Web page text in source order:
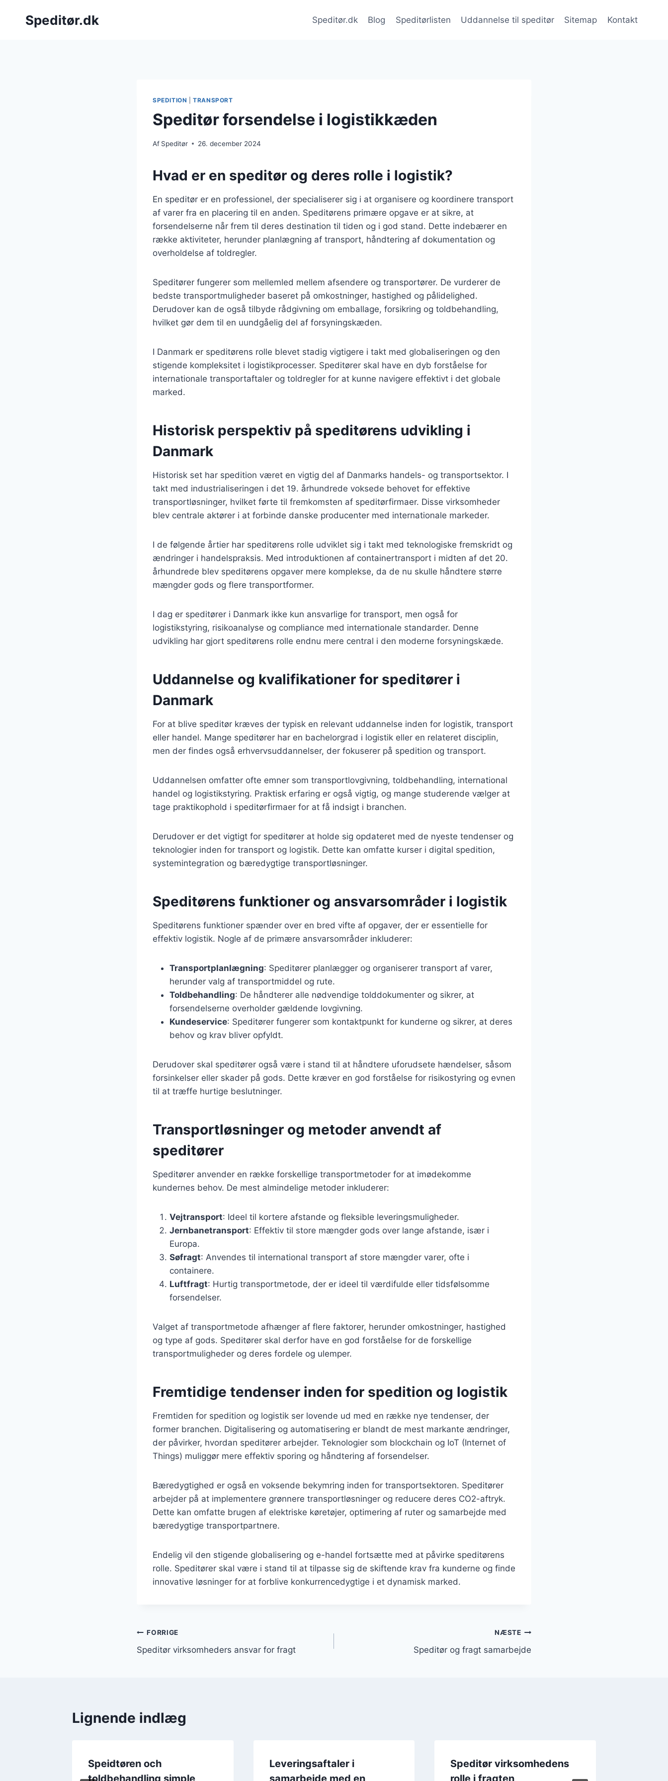
Speditør.dk Speditør.dk Blog Speditørlisten Uddannelse til speditør Sitemap Kontakt
SPEDITION |TRANSPORT
Speditør forsendelse i logistikkæden
Af Speditør 26. december 2024
Hvad er en speditør og deres rolle i logistik?
En speditør er en professionel, der specialiserer sig i at organisere og koordinere transport
af varer fra en placering til en anden. Speditørens primære opgave er at sikre, at
forsendelserne når frem til deres destination til tiden og i god stand. Dette indebærer en
række aktiviteter, herunder planlægning af transport, håndtering af dokumentation og
overholdelse af toldregler.
Speditører fungerer som mellemled mellem afsendere og transportører. De vurderer de
bedste transportmuligheder baseret på omkostninger, hastighed og pålidelighed.
Derudover kan de også tilbyde rådgivning om emballage, forsikring og toldbehandling,
hvilket gør dem til en uundgåelig del af forsyningskæden.
I Danmark er speditørens rolle blevet stadig vigtigere i takt med globaliseringen og den
stigende kompleksitet i logistikprocesser. Speditører skal have en dyb forståelse for
internationale transportaftaler og toldregler for at kunne navigere effektivt i det globale
marked.
Historisk perspektiv på speditørens udvikling i
Danmark
Historisk set har spedition været en vigtig del af Danmarks handels- og transportsektor. I
takt med industrialiseringen i det 19. århundrede voksede behovet for effektive
transportløsninger, hvilket førte til fremkomsten af speditørfirmaer. Disse virksomheder
blev centrale aktører i at forbinde danske producenter med internationale markeder.
I de følgende årtier har speditørens rolle udviklet sig i takt med teknologiske fremskridt og
ændringer i handelspraksis. Med introduktionen af containertransport i midten af det 20.
århundrede blev speditørens opgaver mere komplekse, da de nu skulle håndtere større
mængder gods og flere transportformer.
I dag er speditører i Danmark ikke kun ansvarlige for transport, men også for
logistikstyring, risikoanalyse og compliance med internationale standarder. Denne
udvikling har gjort speditørens rolle endnu mere central i den moderne forsyningskæde.
Uddannelse og kvalifikationer for speditører i
Danmark
For at blive speditør kræves der typisk en relevant uddannelse inden for logistik, transport
eller handel. Mange speditører har en bachelorgrad i logistik eller en relateret disciplin,
men der findes også erhvervsuddannelser, der fokuserer på spedition og transport.
Uddannelsen omfatter ofte emner som transportlovgivning, toldbehandling, international
handel og logistikstyring. Praktisk erfaring er også vigtig, og mange studerende vælger at
tage praktikophold i speditørfirmaer for at få indsigt i branchen.
Derudover er det vigtigt for speditører at holde sig opdateret med de nyeste tendenser og
teknologier inden for transport og logistik. Dette kan omfatte kurser i digital spedition,
systemintegration og bæredygtige transportløsninger.
Speditørens funktioner og ansvarsområder i logistik
Speditørens funktioner spænder over en bred vifte af opgaver, der er essentielle for
effektiv logistik. Nogle af de primære ansvarsområder inkluderer:
Transportplanlægning: Speditører planlægger og organiserer transport af varer,
herunder valg af transportmiddel og rute.
Toldbehandling: De håndterer alle nødvendige tolddokumenter og sikrer, at
forsendelserne overholder gældende lovgivning.
Kundeservice: Speditører fungerer som kontaktpunkt for kunderne og sikrer, at deres
behov og krav bliver opfyldt.
Derudover skal speditører også være i stand til at håndtere uforudsete hændelser, såsom
forsinkelser eller skader på gods. Dette kræver en god forståelse for risikostyring og evnen
til at træffe hurtige beslutninger.
Transportløsninger og metoder anvendt af
speditører
Speditører anvender en række forskellige transportmetoder for at imødekomme
kundernes behov. De mest almindelige metoder inkluderer:
Vejtransport: Ideel til kortere afstande og fleksible leveringsmuligheder.
Jernbanetransport: Effektiv til store mængder gods over lange afstande, især i
Europa.
Søfragt: Anvendes til international transport af store mængder varer, ofte i
containere.
Luftfragt: Hurtig transportmetode, der er ideel til værdifulde eller tidsfølsomme
forsendelser.
Valget af transportmetode afhænger af flere faktorer, herunder omkostninger, hastighed
og type af gods. Speditører skal derfor have en god forståelse for de forskellige
transportmuligheder og deres fordele og ulemper.
Fremtidige tendenser inden for spedition og logistik
Fremtiden for spedition og logistik ser lovende ud med en række nye tendenser, der
former branchen. Digitalisering og automatisering er blandt de mest markante ændringer,
der påvirker, hvordan speditører arbejder. Teknologier som blockchain og IoT (Internet of
Things) muliggør mere effektiv sporing og håndtering af forsendelser.
Bæredygtighed er også en voksende bekymring inden for transportsektoren. Speditører
arbejder på at implementere grønnere transportløsninger og reducere deres CO2-aftryk.
Dette kan omfatte brugen af elektriske køretøjer, optimering af ruter og samarbejde med
bæredygtige transportpartnere.
Endelig vil den stigende globalisering og e-handel fortsætte med at påvirke speditørens
rolle. Speditører skal være i stand til at tilpasse sig de skiftende krav fra kunderne og finde
innovative løsninger for at forblive konkurrencedygtige i et dynamisk marked.
Indlægsnavigation
FORRIGE
Speditør virksomheders ansvar for fragt
NÆSTE
Speditør og fragt samarbejde
Lignende indlæg
Speidtøren och
toldbehandling simple
Leveringsaftaler i
samarbejde med en
Speditør virksomhedens
rolle i fragten